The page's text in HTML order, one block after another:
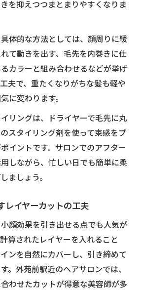
を抑えつつまとまりやすくなりま
体的な方法としては、顔周りに緩
て動きを出す、毛先を内巻きに仕
カラーと組み合わせるなどが挙げ
夫で、重たくなりがちな髪も軽や
に変わります。
リングは、ドライヤーで毛先に丸
スタイリング剤を使って束感をプ
イントです。サロンでのアフター
しながら、忙しい日でも簡単に柔
ましょう。
レイヤーカットの工夫
顔効果を引き出せる点でも人気が
算されたレイヤーを入れること
ンを自然にカバーし、引き締めて
。外苑前駅近のヘアサロンでは、
わせたカットが得意な美容師が多